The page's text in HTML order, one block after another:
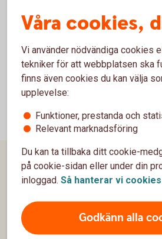
(pdf)
Särskilda villkor
Våra cookies,
Vi använder nödvändiga cookies
tekniker för att webbplatsen ska
finns även cookies du kan välja
upplevelse:
Funktioner, prestanda och
Relevant marknadsföring
Du kan ta tillbaka ditt cookie-
på cookie-sidan eller under din
inloggad. Så hanterar vi cookies
Godkänn alla
Sidfot
Hitta snabbt
Spärrhjälp